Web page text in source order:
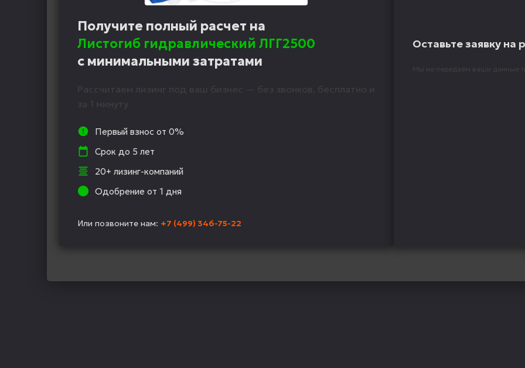
Получите полный расчет на
Листогиб гидравлический ЛГГ2500
с минимальными затратами
Рассчитаем лизинг под ваш бизнес — без звонков, бесплатно и
за 1 минуту
Первый взнос от 0%
Срок до 5 лет
20+ лизинг-компаний
Одобрение от 1 дня
Или позвоните нам: +7 (499) 346-75-22
Оставьте заявку на
Мы не передаём ваши данные